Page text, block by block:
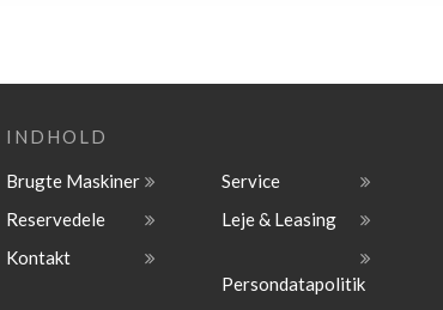
INDHOLD
Brugte Maskiner
Service
Reservedele
Leje & Leasing
Kontakt
Persondatapolitik